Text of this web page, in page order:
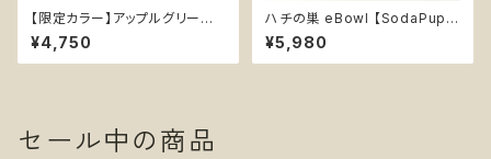
【限定カラー】アップルグリーン
【SodaPup】丈夫 おやつ入れ可
能 知育玩具 ソダパップ Honey
Pot
¥4,750
ハチの巣 eBowl 【SodaPup】
早食い防止皿 スローフィーダー
知育 エンリッチメント フードボ
ウル ソダパップ ハニコーム Ho
¥5,980
セール中の商品